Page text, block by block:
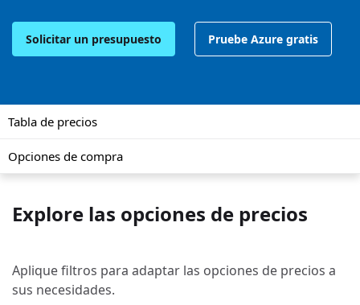
Solicitar un presupuesto Pruebe Azure gratis
Tabla de precios
Opciones de compra
Explore las opciones de precios
Aplique filtros para adaptar las opciones de precios a
sus necesidades.